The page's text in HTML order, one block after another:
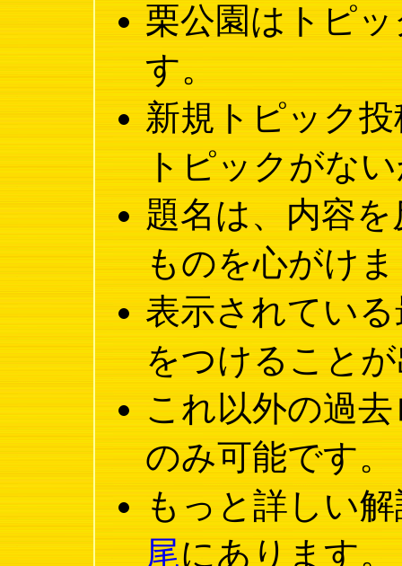
栗公園はトピ
す。
新規トピック
トピックがな
題名は、内容
ものを心がけ
表示されてい
をつけること
これ以外の過
のみ可能です。
もっと詳しい
尾にあります。